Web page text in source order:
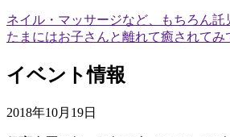
ネイル・マッサージなど、もちろん託
たまにはお子さんと離れて癒されてみ
イベント情報
2018年10月19日